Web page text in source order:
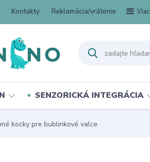
Kontakty Reklamácia/vrátenie Viac
SENZORICKÁ INTEGRÁCIA
kocky pre bublinkové valce